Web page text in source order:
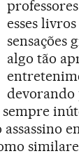
esses
sensações
algo tão
devorando
sempre